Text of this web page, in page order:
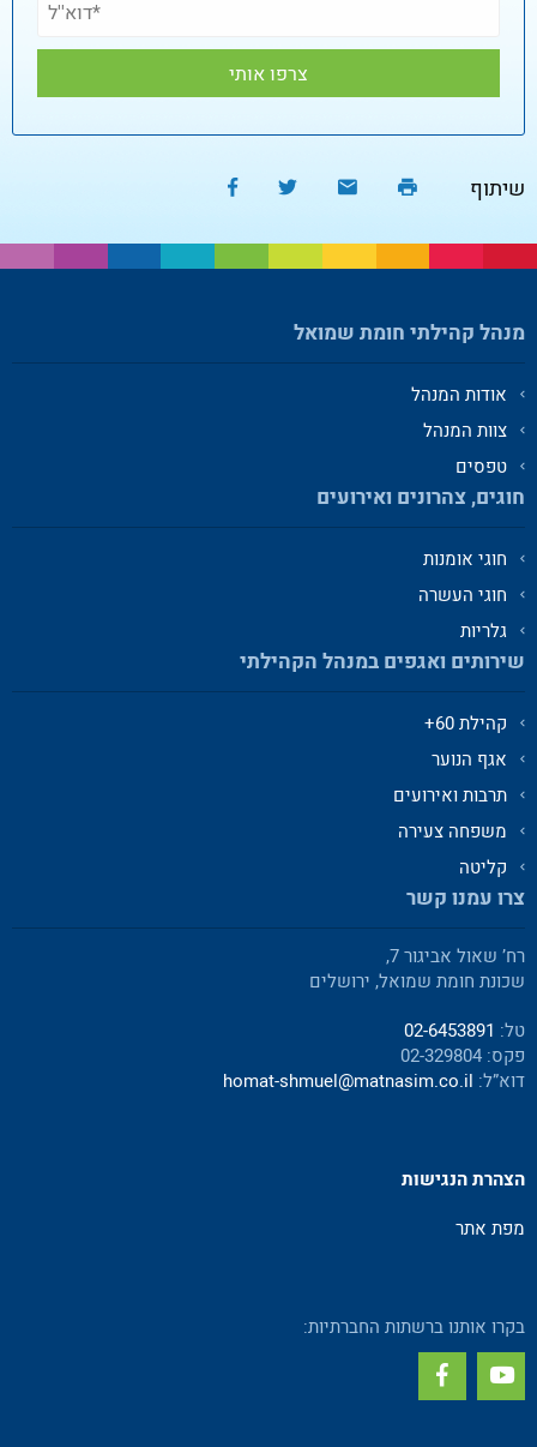
שיתוף
מנהל קהילתי חומת שמואל
אודות המנהל
צוות המנהל
טפסים
חוגים, צהרונים ואירועים
חוגי אומנות
חוגי העשרה
גלריות
שירותים ואגפים במנהל הקהילתי
קהילת 60+
אגף הנוער
תרבות ואירועים
משפחה צעירה
קליטה
צרו עמנו קשר
רח’ שאול אביגור 7,
שכונת חומת שמואל, ירושלים
טל: 02-6453891
פקס: 02-329804
דוא”ל: homat-shmuel@matnasim.co.il
הצהרת הנגישות
מפת אתר
בקרו אותנו ברשתות החברתיות: